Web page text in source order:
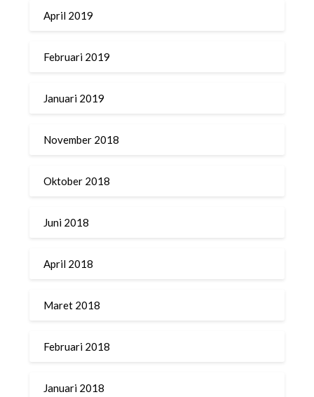
April 2019
Februari 2019
Januari 2019
November 2018
Oktober 2018
Juni 2018
April 2018
Maret 2018
Februari 2018
Januari 2018